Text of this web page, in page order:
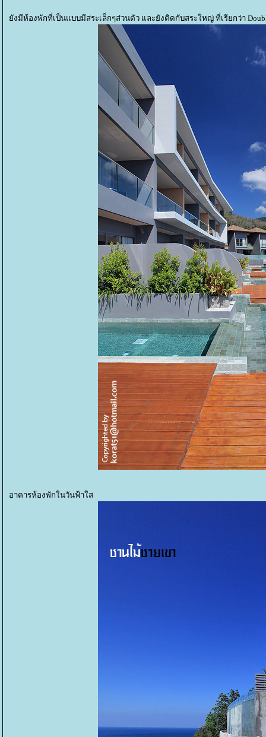
งมีห้องพักที่เป็นแบบมีสระเล็กๆส่วนตัว และยังติดกับสระใหญ่ ที่เรียกว่า
อาคารห้องพักในวันฟ้าใส